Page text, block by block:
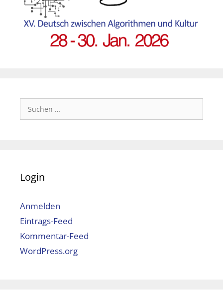
Suchen
nach:
Login
Anmelden
Eintrags-Feed
Kommentar-Feed
WordPress.org